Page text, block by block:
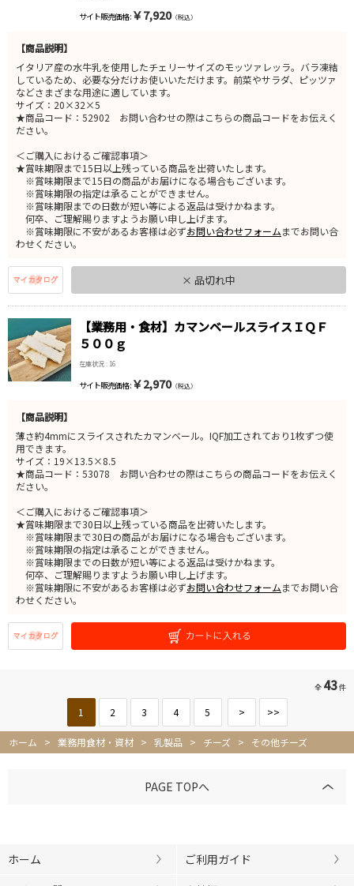
サイト販売価格 : ￥7,920（税込）
【商品説明】
イタリア産の水牛乳を使用したチェリーサイズのモッツァレッラ。バラ凍結
しているため、必要な分だけお使いいただけます。前菜やサラダ、ピッツァ
などさまざまな用途に適しています。
サイズ：20×32×5
★商品コード：52902 お問い合わせの際はこちらの商品コードをお伝えく
ださい。
＜ご購入におけるご確認事項＞
★賞味期限まで15日以上残っている商品を出荷いたします。
※賞味期限まで15日の商品がお届けになる場合もございます。
※賞味期限の指定は承ることができません。
※賞味期限までの日数が短い等による返品は受けかねます。
何卒、ご理解賜りますようお願い申し上げます。
※賞味期限に不安があるお客様は必ずお問い合わせフォームまでお問い合
わせください。
× 品切れ中
【業務用・食材】カマンベールスライスＩＱＦ
５００ｇ
在庫状況 : 16
サイト販売価格 : ￥2,970（税込）
【商品説明】
薄さ約4mmにスライスされたカマンベール。IQF加工されており1枚ずつ使
用できます。
サイズ：19×13.5×8.5
★商品コード：53078 お問い合わせの際はこちらの商品コードをお伝えく
ださい。
＜ご購入におけるご確認事項＞
★賞味期限まで30日以上残っている商品を出荷いたします。
※賞味期限まで30日の商品がお届けになる場合もございます。
※賞味期限の指定は承ることができません。
※賞味期限までの日数が短い等による返品は受けかねます。
何卒、ご理解賜りますようお願い申し上げます。
※賞味期限に不安があるお客様は必ずお問い合わせフォームまでお問い合
わせください。
全 43件
1 2 3 4 5 > >>
ホーム > 業務用食材・資材 > 乳製品 > チーズ > その他チーズ
PAGE TOPへ
ホーム
ご利用ガイド